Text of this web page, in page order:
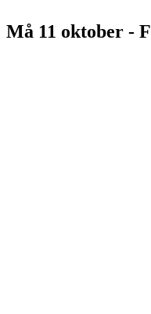
Må 11 oktober -